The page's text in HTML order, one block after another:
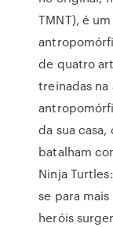
TMNT), é
de quatro
treinadas
da sua
batalham
Ninja
se para
heróis